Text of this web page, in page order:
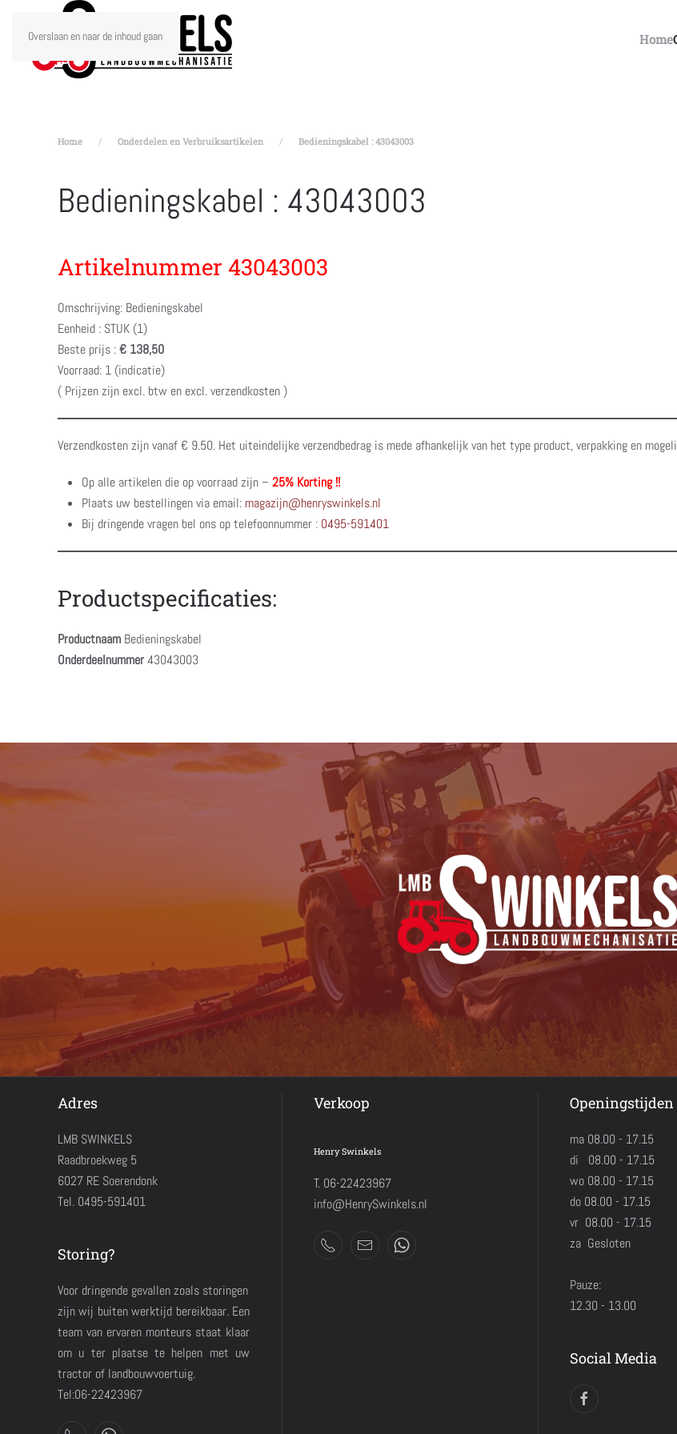
Overslaan en naar de inhoud gaan Home
Home Onderdelen en Verbruiksartikelen Bedieningskabel : 43043003
Bedieningskabel : 43043003
Artikelnummer 43043003
Omschrijving: Bedieningskabel
Eenheid : STUK (1)
Beste prijs :€ 138,50
Voorraad: 1 (indicatie)
( Prijzen zijn excl. btw en excl. verzendkosten )
Verzendkosten zijn vanaf € 9.50. Het uiteindelijke verzendbedrag is mede afhankelijk van het type product, verpakking en
Op alle artikelen die op voorraad zijn – 25% Korting !!
Plaats uw bestellingen via email: magazijn@henryswinkels.nl
Bij dringende vragen bel ons op telefoonnummer : 0495-591401
Productspecificaties:
Productnaam Bedieningskabel
Onderdeelnummer43043003
Adres
LMB SWINKELS
Raadbroekweg 5
6027 RE Soerendonk
Tel. 0495-591401
Storing?
Voor dringende gevallen zoals storingen
zijn wij buiten werktijd bereikbaar. Een
team van ervaren monteurs staat klaar
om u ter plaatse te helpen met uw
tractor of landbouwvoertuig.
Tel:06-22423967
Verkoop
Henry Swinkels
T. 06-22423967
info@HenrySwinkels.nl
Openingstijden
ma 08.00 - 17.15
di 08.00 - 17.15
wo 08.00 - 17.15
do 08.00 - 17.15
vr 08.00 - 17.15
za Gesloten
Pauze:
12.30 - 13.00
Social Media